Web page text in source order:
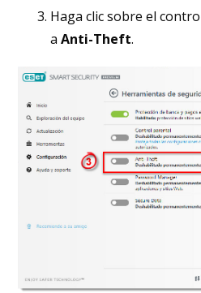
Haga clic sobre el
aAnti-Theft.